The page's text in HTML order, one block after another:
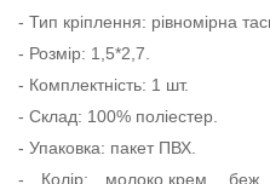
- Тип кріплення: рівномірна
- Розмір: 1,5*2,7.
- Комплектність: 1 шт.
- Склад: 100% поліестер.
- Упаковка: пакет ПВХ.
- Колір: молоко,крем, беж,